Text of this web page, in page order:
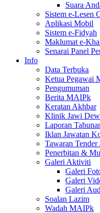
Suara
Sistem e-Lesen
Aplikasi Mobil
Sistem e-Fidyah
Maklumat e-
Senarai Panel
Info
Data Terbuka
Ketua Pegawai
Pengumuman
Berita MAIPk
Keratan Akhbar
Klinik Jawi
Laporan
Iklan Jawatan
Tawaran Tender
Penerbitan &
Galeri Aktiviti
Galeri
Galeri
Galeri
Soalan Lazim
Wadah MAIPk